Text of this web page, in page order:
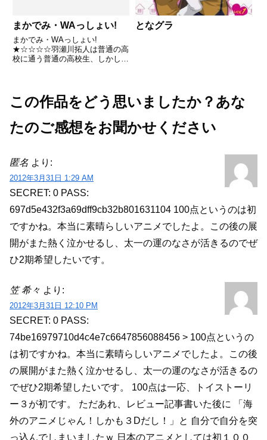
まかでみ・WAっしょい!
まかでみ・WAっしょい!
★☆☆☆☆羽瀬川拓人は普通の高
校に通う普通の高校生、しかし実
誤って制御に失敗し、出てきたの
は一国を一夜で滅ぼせる力を持つ
となグラ
この作品をどう思いましたか？あな
たのご感想をお聞かせください
匿名 より:
2012年3月31日 1:29 AM
SECRET: 0 PASS:
697d5e432f3a69dff9cb32b801631104 100点というのは初
ですかね。本当に素晴らしいアニメでしたよ。この後の展
開がまた熱く泣かせるし、太一の運のなさが活きるのでぜ
ひ2期希望したいです。
笠 希々 より:
2012年3月31日 12:10 PM
SECRET: 0 PASS:
74be16979710d4c4e7c6647856088456 > 100点というの
は初ですかね。本当に素晴らしいアニメでしたよ。この後
の展開がまた熱く泣かせるし、太一の運のなさが活きるの
でぜひ2期希望したいです。
100点は一応、トイストーリ
ー３が初です。
ただあれ、レビュー記事書いた後に
「海
外のアニメじゃん！しかも３Dだし！」と 自分で自分を突
っ込んでしまいましたｗ 日本のアニメとしては初１００